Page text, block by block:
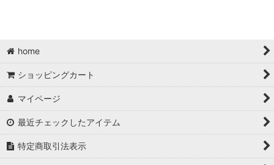
home
ショッピングカート
マイページ
最近チェックしたアイテム
特定商取引法表示